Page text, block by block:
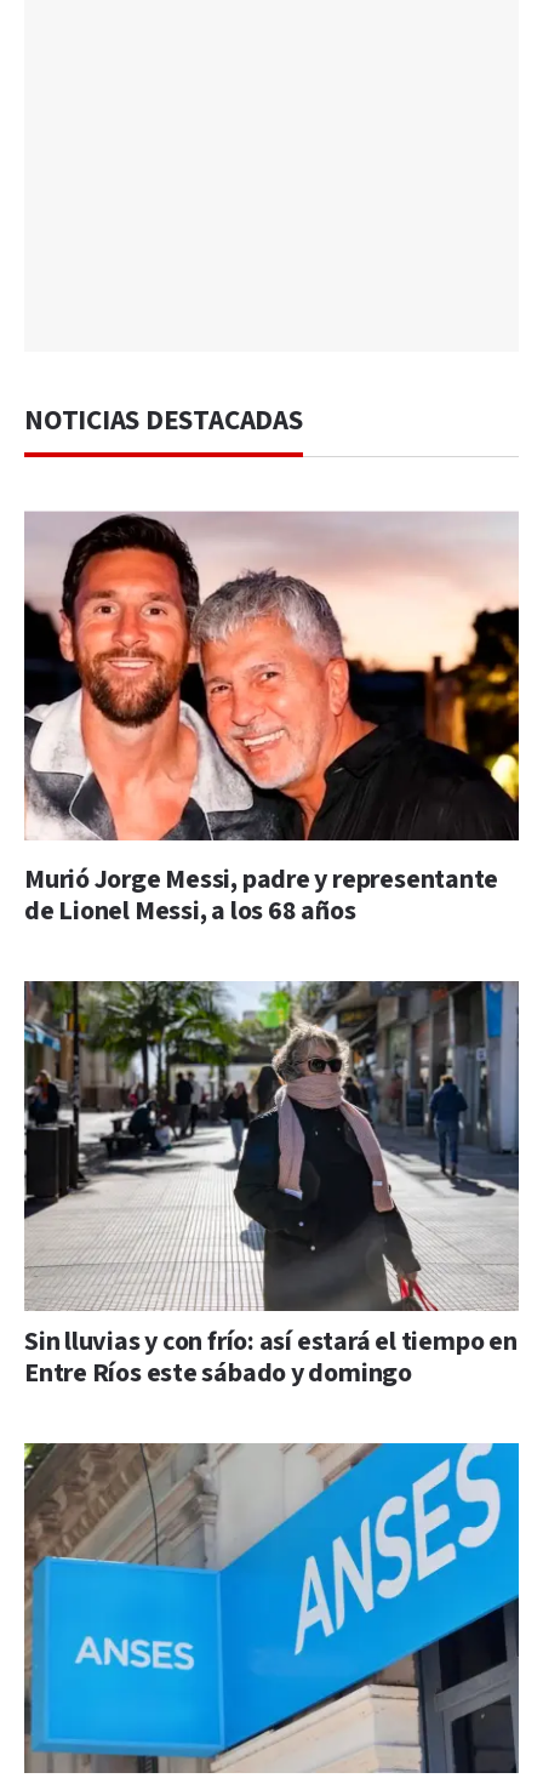
NOTICIAS DESTACADAS
Murió Jorge Messi, padre y representante
de Lionel Messi, a los 68 años
Sin lluvias y con frío: así estará el tiempo en
Entre Ríos este sábado y domingo